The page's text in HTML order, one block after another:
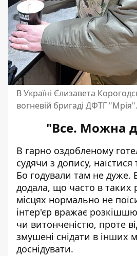
В Україні Єлизавета
вогневій бригаді ДФТГ "Мрія".
"Все. Можна
В гарно оздобленому
судячи з допису, наїстися
Бо годували там не дуже.
додала, що часто в таких
місцях нормально не
інтер'єр вражає
чи витонченістю, проте
змушені снідати в інших
доснідувати.